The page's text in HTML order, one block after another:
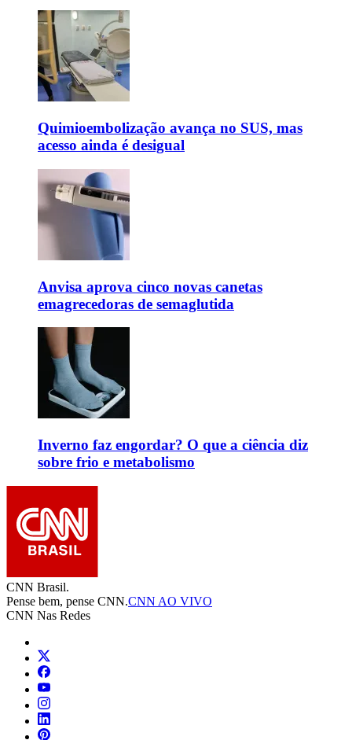
Quimioembolização avança no SUS, mas
acesso ainda é desigual
Anvisa aprova cinco novas canetas
emagrecedoras de semaglutida
Inverno faz engordar? O que a ciência diz
sobre frio e metabolismo
CNN Brasil.
Pense bem, pense CNN.CNN AO VIVO
CNN Nas Redes